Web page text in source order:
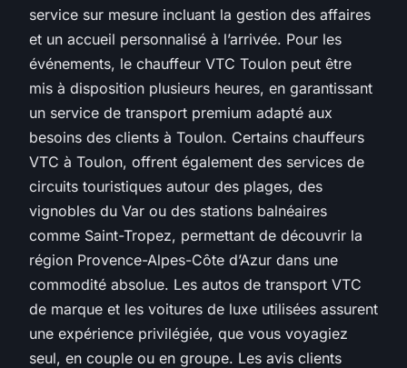
service sur mesure incluant la gestion des affaires
et un accueil personnalisé à l’arrivée. Pour les
événements, le chauffeur VTC Toulon peut être
mis à disposition plusieurs heures, en garantissant
un service de transport premium adapté aux
besoins des clients à Toulon. Certains chauffeurs
VTC à Toulon, offrent également des services de
circuits touristiques autour des plages, des
vignobles du Var ou des stations balnéaires
comme Saint-Tropez, permettant de découvrir la
région Provence-Alpes-Côte d’Azur dans une
commodité absolue. Les autos de transport VTC
de marque et les voitures de luxe utilisées assurent
une expérience privilégiée, que vous voyagiez
seul, en couple ou en groupe. Les avis clients